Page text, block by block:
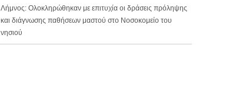
Λήμνος: Ολοκληρώθηκαν με επιτυχία οι δράσεις πρόληψης
και διάγνωσης παθήσεων μαστού στο Νοσοκομείο του
νησιού